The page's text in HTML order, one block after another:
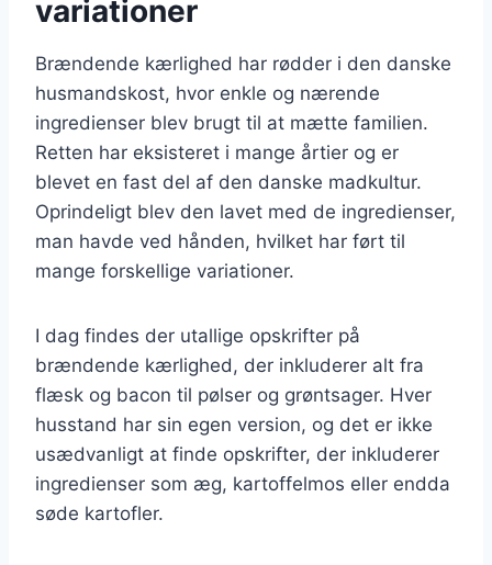
variationer
Brændende kærlighed har rødder i den danske
husmandskost, hvor enkle og nærende
ingredienser blev brugt til at mætte familien.
Retten har eksisteret i mange årtier og er
blevet en fast del af den danske madkultur.
Oprindeligt blev den lavet med de ingredienser,
man havde ved hånden, hvilket har ført til
mange forskellige variationer.
I dag findes der utallige opskrifter på
brændende kærlighed, der inkluderer alt fra
flæsk og bacon til pølser og grøntsager. Hver
husstand har sin egen version, og det er ikke
usædvanligt at finde opskrifter, der inkluderer
ingredienser som æg, kartoffelmos eller endda
søde kartofler.